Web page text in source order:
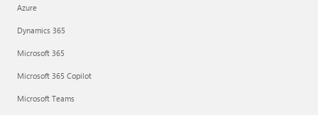
Azure
Dynamics 365
Microsoft 365
Microsoft 365 Copilot
Microsoft Teams